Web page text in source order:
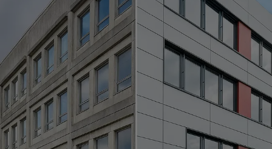
Brandschutzanforderungen
sicher erfüllen
Schüco Fire Resist